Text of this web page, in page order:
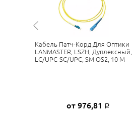
Кабель Патч-Корд Для Оптики
LANMASTER, LSZH, Дуплексный,
LC/UPC-SC/UPC, SM OS2, 10 М
от 976,81 Р